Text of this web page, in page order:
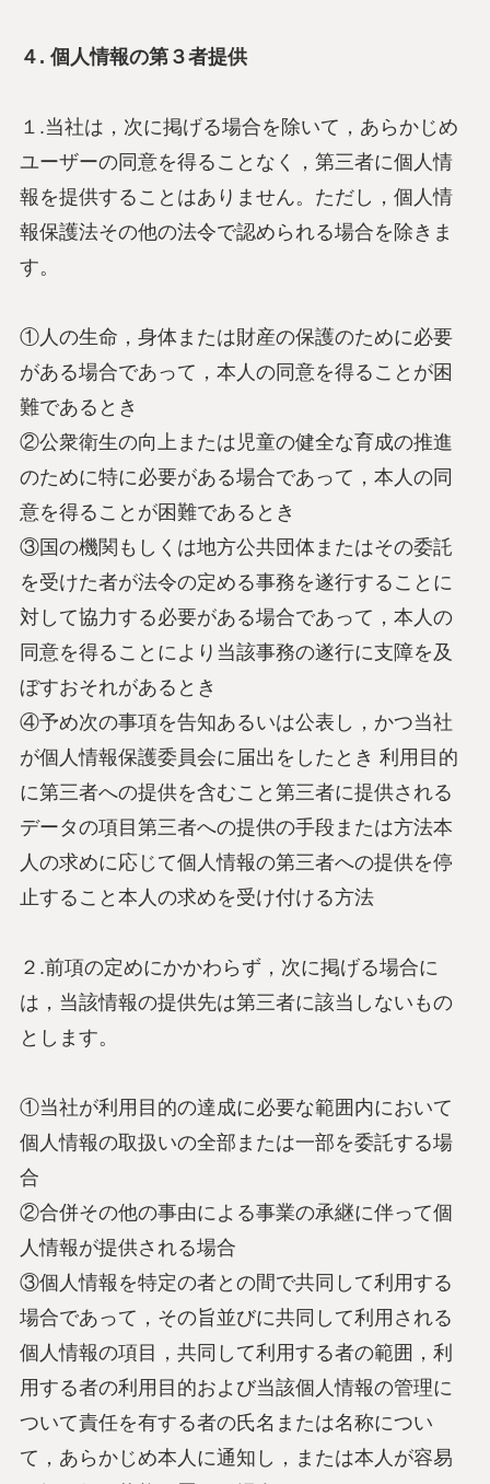
４. 個人情報の第３者提供
１.当社は，次に掲げる場合を除いて，あらかじめ
ユーザーの同意を得ることなく，第三者に個人情
報を提供することはありません。ただし，個人情
報保護法その他の法令で認められる場合を除きま
す。
①人の生命，身体または財産の保護のために必要
がある場合であって，本人の同意を得ることが困
難であるとき
②公衆衛生の向上または児童の健全な育成の推進
のために特に必要がある場合であって，本人の同
意を得ることが困難であるとき
③国の機関もしくは地方公共団体またはその委託
を受けた者が法令の定める事務を遂行することに
対して協力する必要がある場合であって，本人の
同意を得ることにより当該事務の遂行に支障を及
ぼすおそれがあるとき
④予め次の事項を告知あるいは公表し，かつ当社
が個人情報保護委員会に届出をしたとき 利用目的
に第三者への提供を含むこと第三者に提供される
データの項目第三者への提供の手段または方法本
人の求めに応じて個人情報の第三者への提供を停
止すること本人の求めを受け付ける方法
２.前項の定めにかかわらず，次に掲げる場合に
は，当該情報の提供先は第三者に該当しないもの
とします。
①当社が利用目的の達成に必要な範囲内において
個人情報の取扱いの全部または一部を委託する場
合
②合併その他の事由による事業の承継に伴って個
人情報が提供される場合
③個人情報を特定の者との間で共同して利用する
場合であって，その旨並びに共同して利用される
個人情報の項目，共同して利用する者の範囲，利
用する者の利用目的および当該個人情報の管理に
ついて責任を有する者の氏名または名称につい
て，あらかじめ本人に通知し，または本人が容易